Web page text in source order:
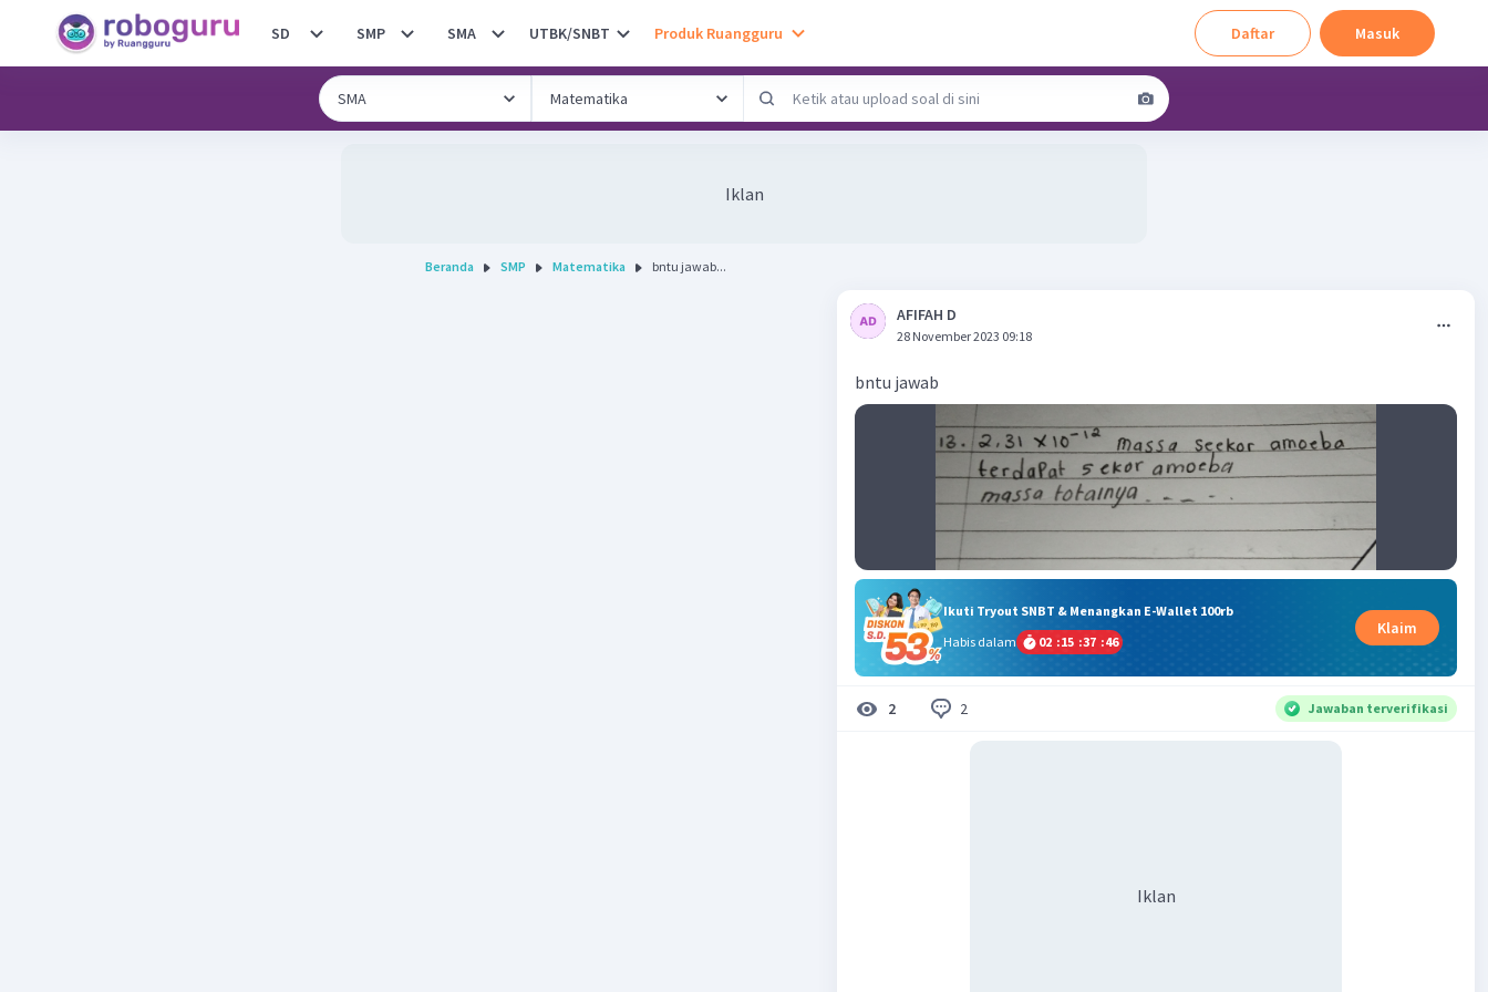
SD SMP SMA UTBK/SNBT Produk Ruangguru Daftar Masuk
Iklan
Beranda SMP Matematika bntu jawab...
AFIFAH D
28 November 2023 09:18
bntu jawab
Ikuti Tryout SNBT & Menangkan E-Wallet 100rb
Habis dalam
02 :15 :37 :46
Klaim
2 2 Jawaban terverifikasi
Iklan